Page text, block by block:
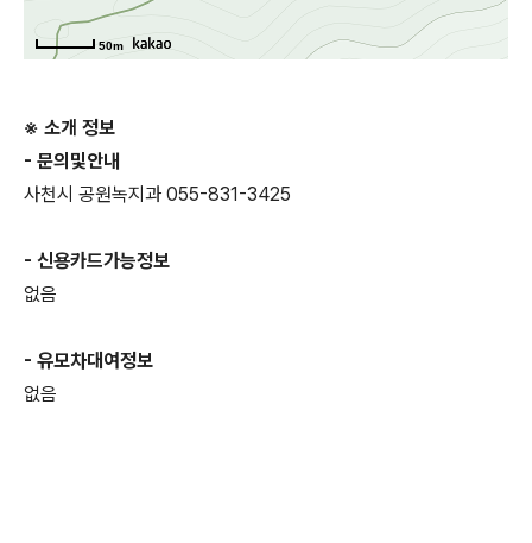
50m
※ 소개 정보
- 문의및안내
사천시 공원녹지과 055-831-3425
- 신용카드가능정보
없음
- 유모차대여정보
없음